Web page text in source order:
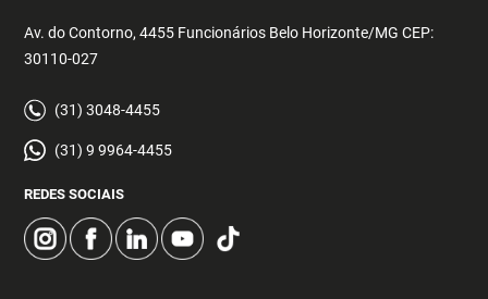
Av. do Contorno, 4455 Funcionários Belo Horizonte/MG CEP:
30110-027
(31) 3048-4455
(31) 9 9964-4455
REDES SOCIAIS